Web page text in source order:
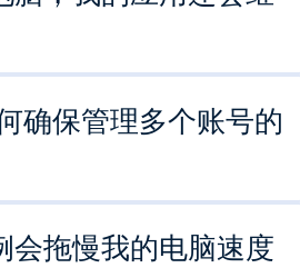
确保管理多个账号的
会拖慢我的电脑速度